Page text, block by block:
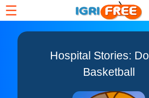
☰
Hospital Stories:
Basketball